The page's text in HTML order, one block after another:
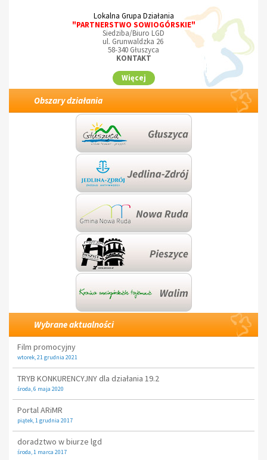
Lokalna Grupa Działania
"PARTNERSTWO SOWIOGÓRSKIE"
Siedziba/Biuro LGD
ul. Grunwaldzka 26
58-340 Głuszyca
KONTAKT
Więcej
Obszary działania
Wybrane aktualności
Film promocyjny
wtorek, 21 grudnia 2021
TRYB KONKURENCYJNY dla działania 19.2
środa, 6 maja 2020
Portal ARiMR
piątek, 1 grudnia 2017
doradztwo w biurze lgd
środa, 1 marca 2017